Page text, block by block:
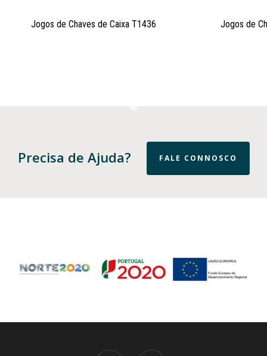
Jogos de Chaves de Caixa T1436 Jogos de
Precisa de Ajuda? FALE CONNOSCO